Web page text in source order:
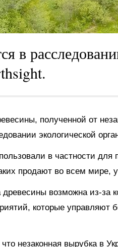
в
полученной от
экологической
в частности для
продают во всем мире,
древесины возможна из-за
которые
незаконная вырубка в